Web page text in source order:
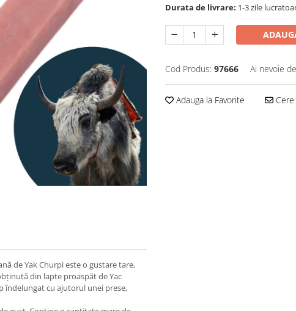
Durata de livrare: 1-3 zile
Cod Produs: 97666 Ai nevoie
Adauga la Favorite
de Yak Churpi este o gustare tare,
din lapte proaspăt de Yac
îndelungat cu ajutorul unei prese,